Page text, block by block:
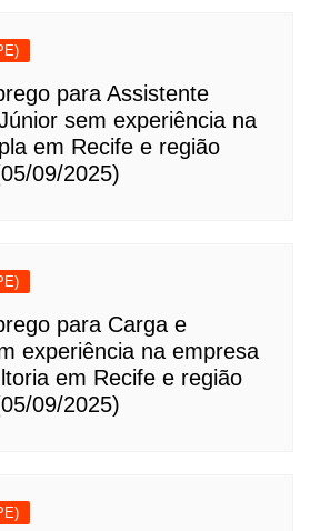
para Assistente
sem experiência na
em Recife e região
09/2025)
para Carga e
experiência na empresa
em Recife e região
09/2025)